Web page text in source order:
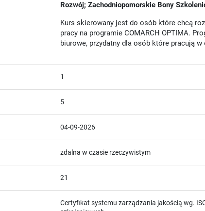
Rozwój; Zachodniopomorskie Bony
Kurs skierowany jest do osób które chcą
pracy na programie COMARCH OPTIMA.
biurowe, przydatny dla osób które pracują w
1
5
04-09-2026
zdalna w czasie rzeczywistym
21
Certyfikat systemu zarządzania jakością wg.